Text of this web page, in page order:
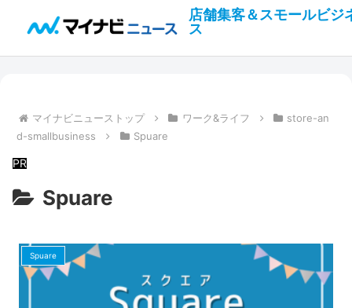
店舗集客＆スモールビジ
ス
マイナビニューストップ ワーク&ライフ
store-an
d-smallbusiness
Spuare
Spuare
Spuare